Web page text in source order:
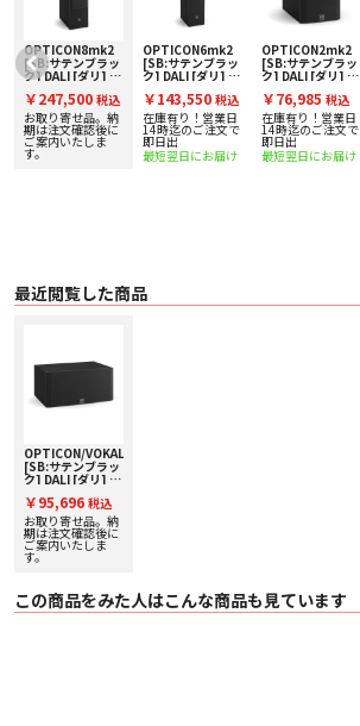
OPTICON8mk2
[SB:サテンブラッ
ク] DALI [ダリ] ト
カー [1本]
￥247,500 税込
お取り寄せ品。納
期は注文確認後に
ご案内いたしま
す。
OPTICON6mk2
[SB:サテンブラッ
ク] DALI [ダリ] ト
カー [1本]
￥143,550 税込
在庫有り！営業日
14時迄のご注文で
即日出
最短翌日にお届け
OPTICON2mk2
[SB:サテンブラッ
ク] DALI [ダリ] ブ
ーカー [1本]
￥76,985 税込
在庫有り！営業日
14時迄のご注文で
即日出
最短翌日にお届け
最近閲覧した商品
OPTICON/VOKALmk2
[SB:サテンブラッ
ク] DALI [ダリ] セ
[1本]
￥95,696 税込
お取り寄せ品。納
期は注文確認後に
ご案内いたしま
す。
この商品をみた人はこんな商品も見ています